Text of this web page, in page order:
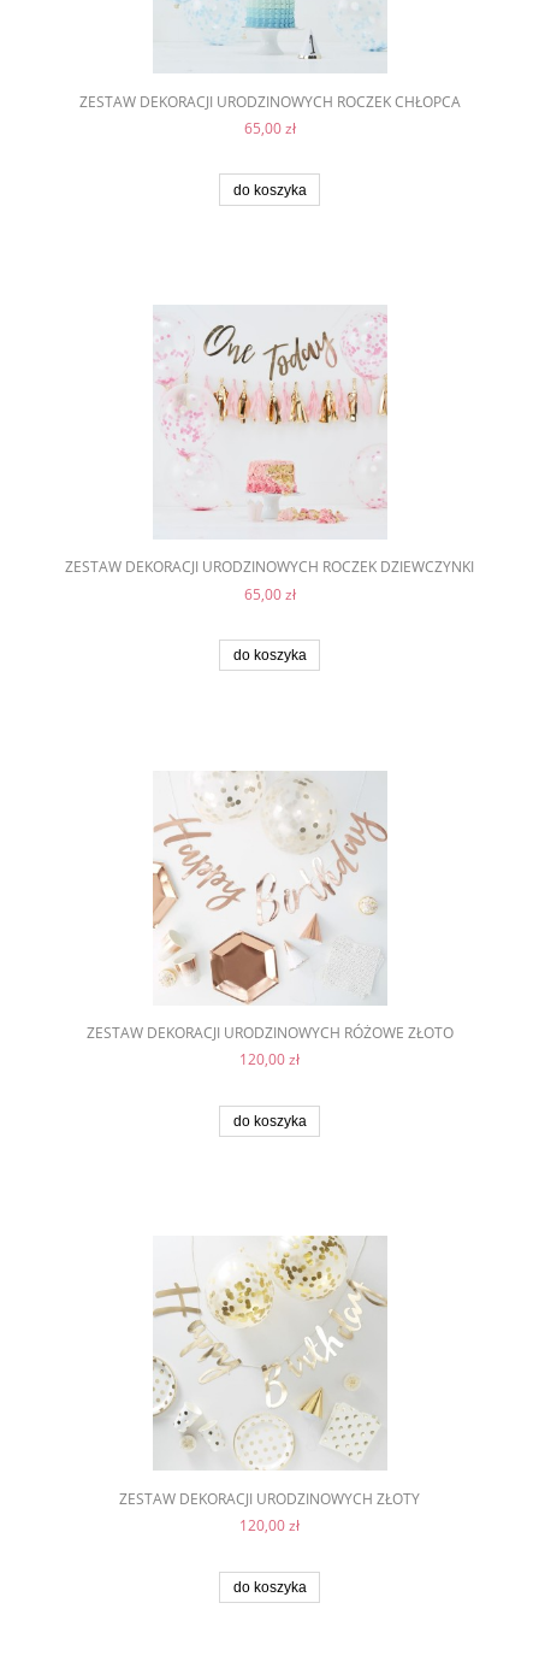
ZESTAW DEKORACJI URODZINOWYCH ROCZEK CHŁOPCA
65,00 zł
do koszyka
ZESTAW DEKORACJI URODZINOWYCH ROCZEK DZIEWCZYNKI
65,00 zł
do koszyka
ZESTAW DEKORACJI URODZINOWYCH RÓŻOWE ZŁOTO
120,00 zł
do koszyka
ZESTAW DEKORACJI URODZINOWYCH ZŁOTY
120,00 zł
do koszyka